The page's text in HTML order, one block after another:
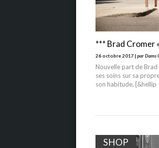
*** Brad Cromer
26 octobre 2017 | par Dams
Nouvelle part de
ses soins sur sa
son habitude, [&hellip
SHOP